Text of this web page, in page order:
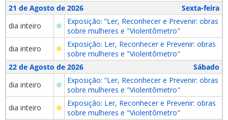
21 de Agosto de 2026
Sexta-feira
dia inteiro
Exposição: “Ler, Reconhecer e Prevenir: obras
sobre mulheres e "Violentômetro"
dia inteiro
Exposição: Ler, Reconhecer e Prevenir: obras
sobre mulheres e "Violentômetro"
22 de Agosto de 2026
Sábado
dia inteiro
Exposição: “Ler, Reconhecer e Prevenir: obras
sobre mulheres e "Violentômetro"
dia inteiro
Exposição: Ler, Reconhecer e Prevenir: obras
sobre mulheres e "Violentômetro"